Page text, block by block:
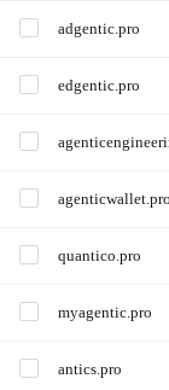
adgentic.pro
edgentic.pro
agenticwallet.pro
quantico.pro
myagentic.pro
antics.pro